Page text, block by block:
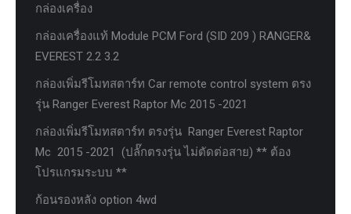
กล่องเครื่อง
กล่องเครื่องแท้ Module PCM Ford (SID 209 ) RANGER&
EVEREST 2.2 3.2
กล่องเพิ่มรีโมทสตาร์ท Car remote control system ตรง
รุ่น Ranger Everest Raptor Mc 2015 -2021
กล่องเพิ่มรีโมทสตาร์ท ตรงรุ่น Ranger Everest Raptor
Mc 2015 -2021 (ปลั๊กตรงรุ่น ไม่ตัดต่อสาย) ** ต้อง
โปรแกรมระบบ **
ก้อนรองหลัง option 4wd